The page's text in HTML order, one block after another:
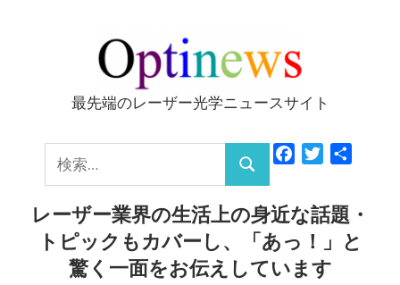
ッ
Optinews
最先端のレーザー光学ニュースサイト
索:
検
索
FacebookTwitter
レーザー業界の生活上の身近な話題・
トピックもカバーし、「あっ！」と
驚く一面をお伝えしています